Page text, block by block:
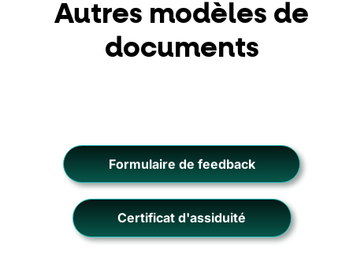
Autres modèles de
documents
Formulaire de feedback
Certificat d'assiduité